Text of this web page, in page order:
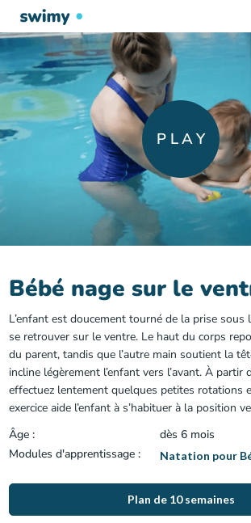
PLAY
Bébé nage sur le
L’enfant est doucement tourné de la prise sous
se retrouver sur le ventre. Le haut du corps
du parent, tandis que l’autre main soutient la
incline légèrement l’enfant vers l’avant. À partir
effectuez lentement quelques petites rotations
exercice aide l’enfant à s’habituer à la position
Âge :
dès 6 mois
Modules d'apprentissage :
Natation pour
Plan de 10 semaines